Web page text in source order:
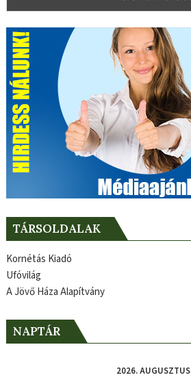
TÁRSOLDALAK
Kornétás Kiadó
Ufóvilág
A Jövő Háza Alapítvány
NAPTÁR
2026. AUGUSZTUS